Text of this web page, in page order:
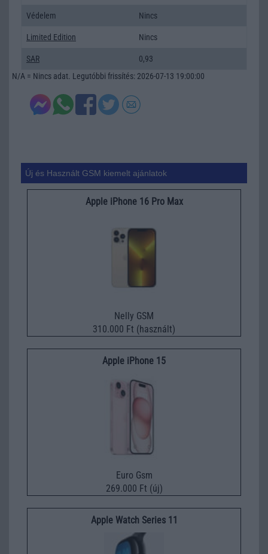
Védelem Nincs
Limited Edition Nincs
SAR
0,93
N/A = Nincs adat. Legutóbbi frissítés: 2026-07-13 19:00:00
Új és Használt GSM kiemelt ajánlatok
Apple iPhone 16 Pro Max
Nelly GSM
310.000 Ft (használt)
Apple iPhone 15
Euro Gsm
269.000 Ft (új)
Apple Watch Series 11